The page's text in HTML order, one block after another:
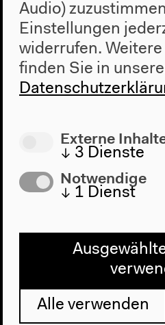
Programm
Das Neue Alphabet
Das Anthropozän am HKW
Audio)
Einstellungen
widerrufen.
finden Sie in
Externe
↓ 3 Dienste
Notwendige
↓ 1 Dienst
Alle verwenden